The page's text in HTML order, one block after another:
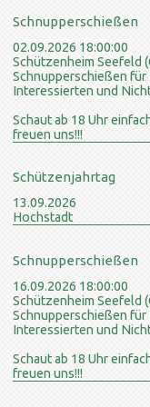
Schnupperschießen
02.09.2026 18:00:00
Schützenheim Seefeld
Schnupperschießen
Interessierten und
Schaut ab 18 Uhr
freuen uns!!!
Schützenjahrtag
13.09.2026
Hochstadt
Schnupperschießen
16.09.2026 18:00:00
Schützenheim Seefeld
Schnupperschießen
Interessierten und
Schaut ab 18 Uhr
freuen uns!!!